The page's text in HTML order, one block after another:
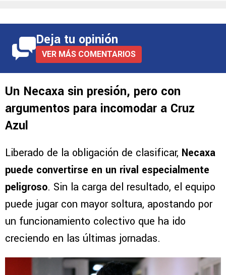
Deja tu opinión
VER MÁS COMENTARIOS
Un Necaxa sin presión, pero con
argumentos para incomodar a Cruz
Azul
Liberado de la obligación de clasificar, Necaxa
puede convertirse en un rival especialmente
peligroso. Sin la carga del resultado, el equipo
puede jugar con mayor soltura, apostando por
un funcionamiento colectivo que ha ido
creciendo en las últimas jornadas.